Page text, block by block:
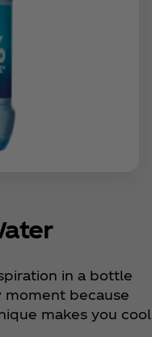
in a bottle
moment because
makes you cool